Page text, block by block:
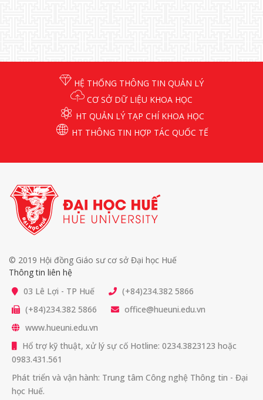
HỆ THỐNG THÔNG TIN QUẢN LÝ
CƠ SỞ DỮ LIỆU KHOA HỌC
HT QUẢN LÝ TẠP CHÍ KHOA HỌC
HT THÔNG TIN HỢP TÁC QUỐC TẾ
© 2019 Hội đồng Giáo sư cơ sở Đại học Huế
Thông tin liên hệ
03 Lê Lợi - TP Huế
(+84)234.382 5866
(+84)234.382 5866
office@hueuni.edu.vn
www.hueuni.edu.vn
Hổ trợ kỹ thuật, xử lý sự cố Hotline: 0234.3823123 hoặc
0983.431.561
Phát triển và vận hành: Trung tâm Công nghệ Thông tin - Đại
học Huế.